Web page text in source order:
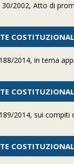
30/2002, Atto di
2014, in tema
2014, sui